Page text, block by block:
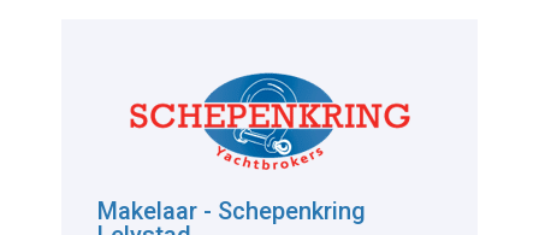
Makelaar - Schepenkring